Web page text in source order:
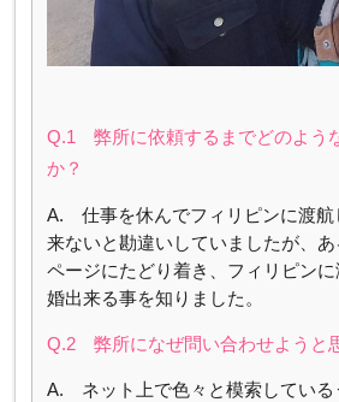
Q.1 弊所に依頼するまでどのよう
か？
A. 仕事を休んでフィリピンに渡航
来ないと勘違いしていましたが、
ページにたどり着き、フィリピン
婚出来る事を知りました。
Q.2 弊所になぜ問い合わせようと
A. ネット上で色々と模索している